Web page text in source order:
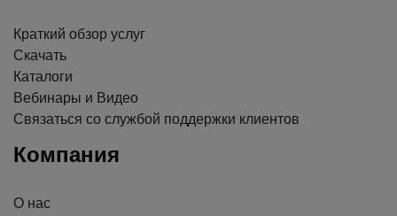
Краткий обзор услуг
Скачать
Каталоги
Вебинары и Видео
Связаться со службой поддержки клиентов
Компания
О нас